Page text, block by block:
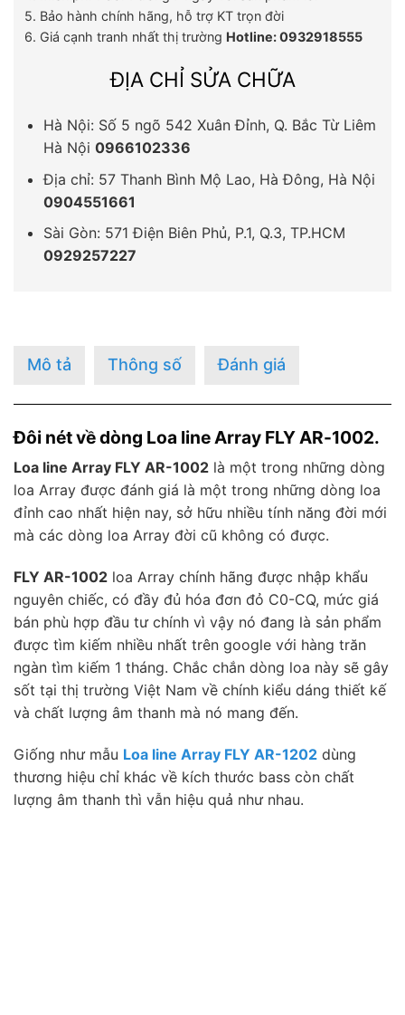
5. Bảo hành chính hãng, hỗ trợ KT trọn đời
6. Giá cạnh tranh nhất thị trường Hotline: 0932918555
ĐỊA CHỈ SỬA CHỮA
Hà Nội: Số 5 ngõ 542 Xuân Đỉnh, Q. Bắc Từ Liêm
Hà Nội 0966102336
Địa chỉ: 57 Thanh Bình Mộ Lao, Hà Đông, Hà Nội
0904551661
Sài Gòn: 571 Điện Biên Phủ, P.1, Q.3, TP.HCM
0929257227
Mô tả Thông số Đánh giá
Đôi nét về dòng Loa line Array FLY AR-1002.
Loa line Array FLY AR-1002 là một trong những dòng
loa Array được đánh giá là một trong những dòng loa
đỉnh cao nhất hiện nay, sở hữu nhiều tính năng đời mới
mà các dòng loa Array đời cũ không có được.
FLY AR-1002 loa Array chính hãng được nhập khẩu
nguyên chiếc, có đầy đủ hóa đơn đỏ C0-CQ, mức giá
bán phù hợp đầu tư chính vì vậy nó đang là sản phẩm
được tìm kiếm nhiều nhất trên google với hàng trăn
ngàn tìm kiếm 1 tháng. Chắc chắn dòng loa này sẽ gây
sốt tại thị trường Việt Nam về chính kiểu dáng thiết kế
và chất lượng âm thanh mà nó mang đến.
Giống như mẫu Loa line Array FLY AR-1202 dùng
thương hiệu chỉ khác về kích thước bass còn chất
lượng âm thanh thì vẫn hiệu quả như nhau.